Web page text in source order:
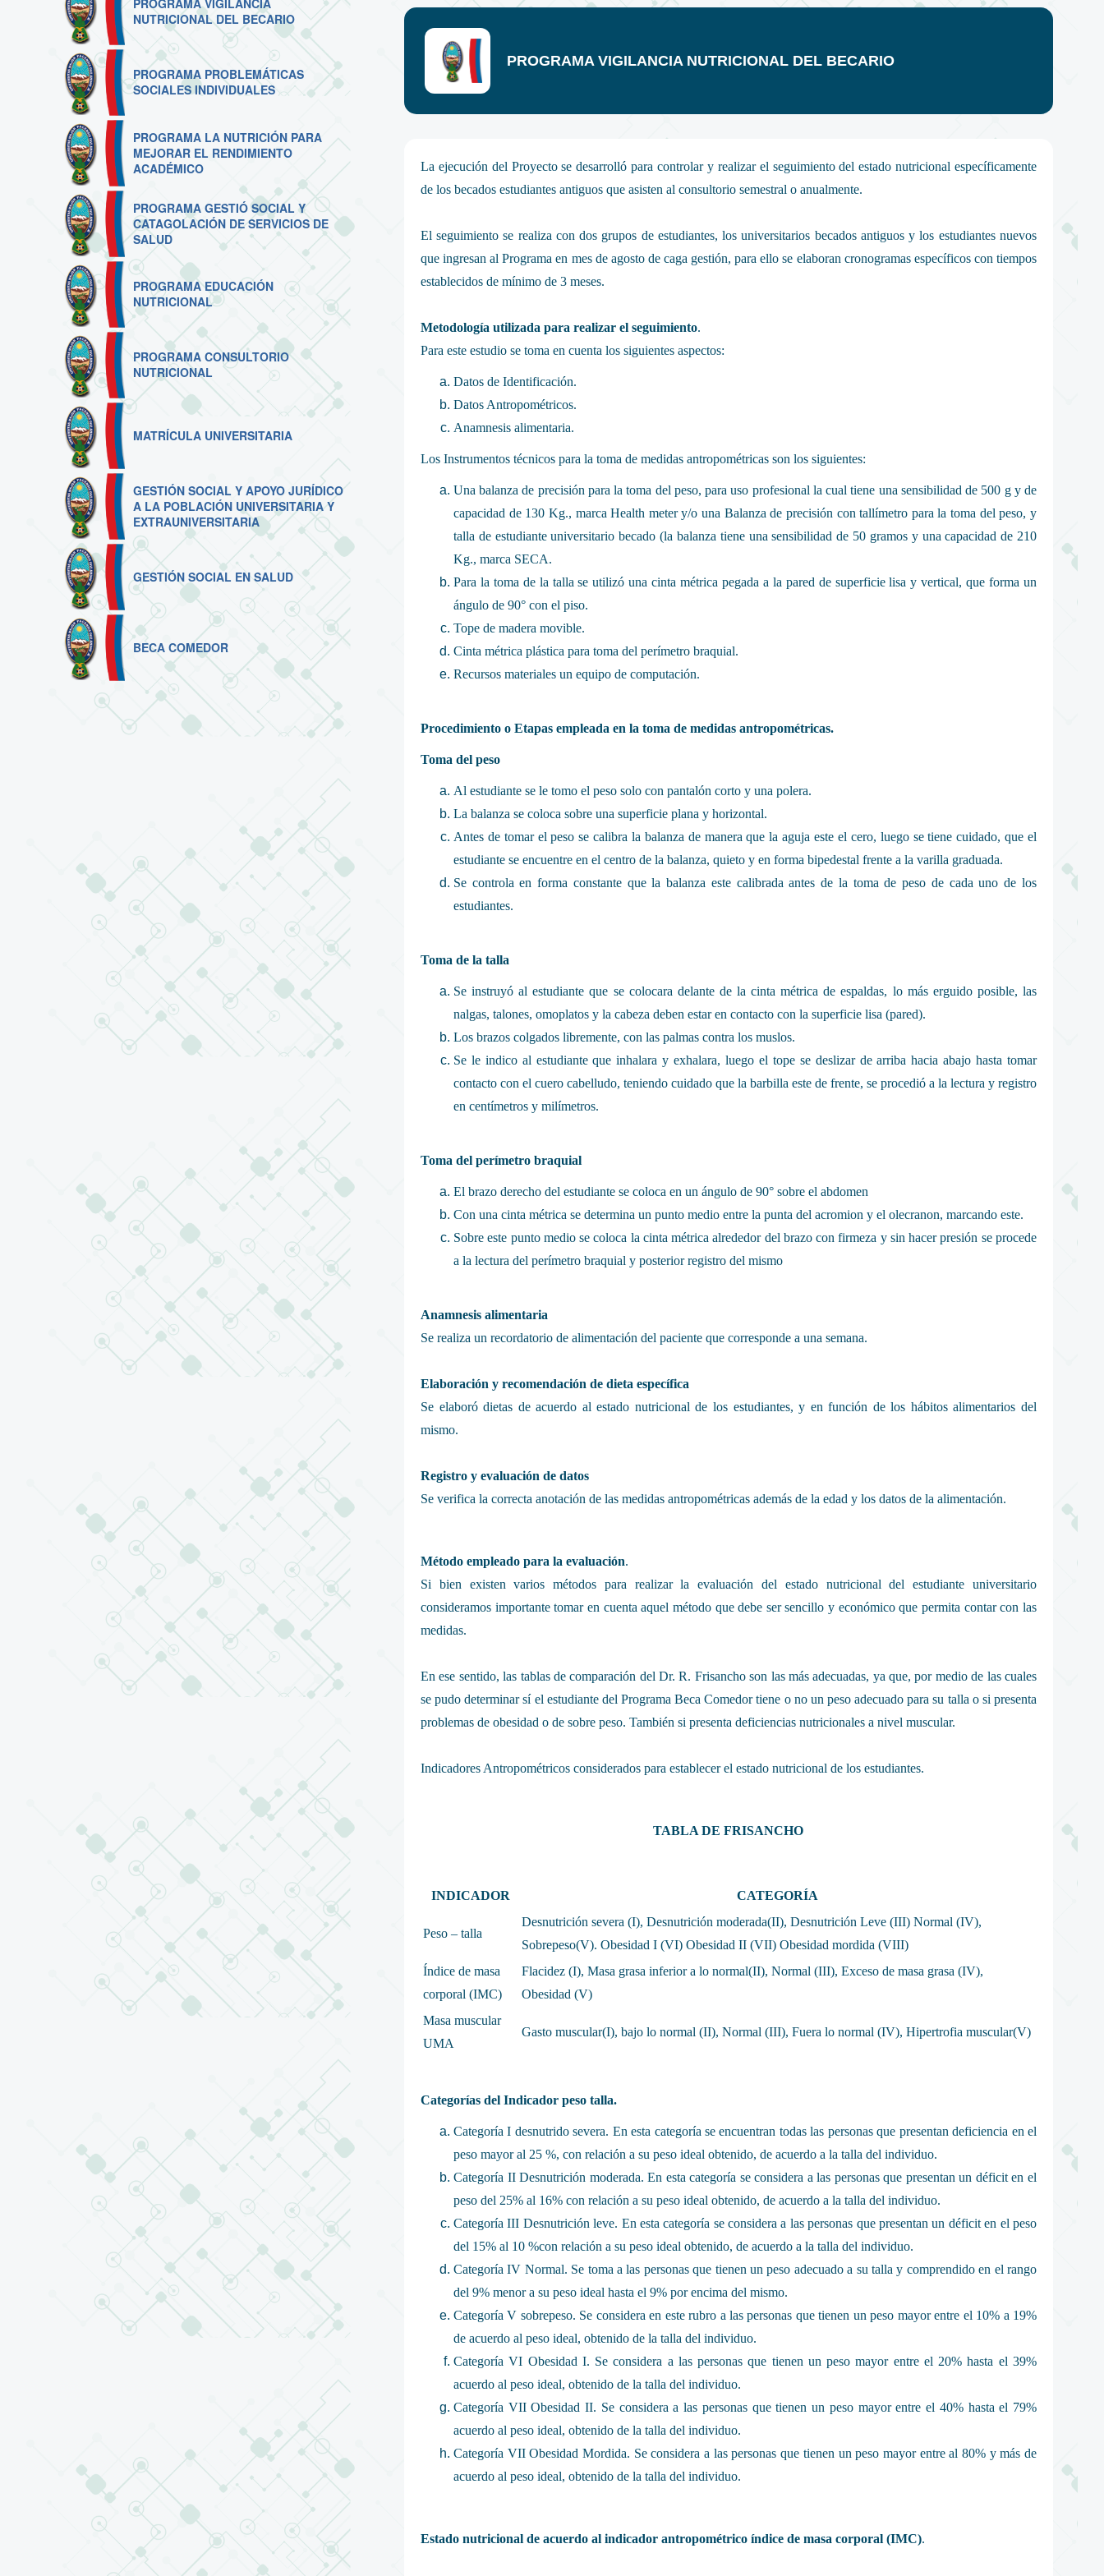
PROGRAMA VIGILANCIA
NUTRICIONAL DEL BECARIO
PROGRAMA PROBLEMÁTICAS
SOCIALES INDIVIDUALES
PROGRAMA LA NUTRICIÓN PARA
MEJORAR EL RENDIMIENTO
ACADÉMICO
PROGRAMA GESTIÓ SOCIAL Y
CATAGOLACIÓN DE SERVICIOS DE
SALUD
PROGRAMA EDUCACIÓN
NUTRICIONAL
PROGRAMA CONSULTORIO
NUTRICIONAL
MATRÍCULA UNIVERSITARIA
GESTIÓN SOCIAL Y APOYO JURÍDICO
A LA POBLACIÓN UNIVERSITARIA Y
EXTRAUNIVERSITARIA
GESTIÓN SOCIAL EN SALUD
BECA COMEDOR
PROGRAMA VIGILANCIA NUTRICIONAL DEL BECARIO
La ejecución del Proyecto se desarrolló para controlar y realizar el seguimiento del estado nutricional específicamente
de los becados estudiantes antiguos que asisten al consultorio semestral o anualmente.
El seguimiento se realiza con dos grupos de estudiantes, los universitarios becados antiguos y los estudiantes nuevos
que ingresan al Programa en mes de agosto de caga gestión, para ello se elaboran cronogramas específicos con tiempos
establecidos de mínimo de 3 meses.
Metodología utilizada para realizar el seguimiento.
Para este estudio se toma en cuenta los siguientes aspectos:
Datos de Identificación.
Datos Antropométricos.
Anamnesis alimentaria.
Los Instrumentos técnicos para la toma de medidas antropométricas son los siguientes:
Una balanza de precisión para la toma del peso, para uso profesional la cual tiene una sensibilidad de 500 g y de
capacidad de 130 Kg., marca Health meter y/o una Balanza de precisión con tallímetro para la toma del peso, y
talla de estudiante universitario becado (la balanza tiene una sensibilidad de 50 gramos y una capacidad de 210
Kg., marca SECA.
Para la toma de la talla se utilizó una cinta métrica pegada a la pared de superficie lisa y vertical, que forma un
ángulo de 90° con el piso.
Tope de madera movible.
Cinta métrica plástica para toma del perímetro braquial.
Recursos materiales un equipo de computación.
Procedimiento o Etapas empleada en la toma de medidas antropométricas.
Toma del peso
Al estudiante se le tomo el peso solo con pantalón corto y una polera.
La balanza se coloca sobre una superficie plana y horizontal.
Antes de tomar el peso se calibra la balanza de manera que la aguja este el cero, luego se tiene cuidado, que el
estudiante se encuentre en el centro de la balanza, quieto y en forma bipedestal frente a la varilla graduada.
Se controla en forma constante que la balanza este calibrada antes de la toma de peso de cada uno de los
estudiantes.
Toma de la talla
Se instruyó al estudiante que se colocara delante de la cinta métrica de espaldas, lo más erguido posible, las
nalgas, talones, omoplatos y la cabeza deben estar en contacto con la superficie lisa (pared).
Los brazos colgados libremente, con las palmas contra los muslos.
Se le indico al estudiante que inhalara y exhalara, luego el tope se deslizar de arriba hacia abajo hasta tomar
contacto con el cuero cabelludo, teniendo cuidado que la barbilla este de frente, se procedió a la lectura y registro
en centímetros y milímetros.
Toma del perímetro braquial
El brazo derecho del estudiante se coloca en un ángulo de 90° sobre el abdomen
Con una cinta métrica se determina un punto medio entre la punta del acromion y el olecranon, marcando este.
Sobre este punto medio se coloca la cinta métrica alrededor del brazo con firmeza y sin hacer presión se procede
a la lectura del perímetro braquial y posterior registro del mismo
Anamnesis alimentaria
Se realiza un recordatorio de alimentación del paciente que corresponde a una semana.
Elaboración y recomendación de dieta específica
Se elaboró dietas de acuerdo al estado nutricional de los estudiantes, y en función de los hábitos alimentarios del
mismo.
Registro y evaluación de datos
Se verifica la correcta anotación de las medidas antropométricas además de la edad y los datos de la alimentación.
Método empleado para la evaluación.
Si bien existen varios métodos para realizar la evaluación del estado nutricional del estudiante universitario
consideramos importante tomar en cuenta aquel método que debe ser sencillo y económico que permita contar con las
medidas.
En ese sentido, las tablas de comparación del Dr. R. Frisancho son las más adecuadas, ya que, por medio de las cuales
se pudo determinar sí el estudiante del Programa Beca Comedor tiene o no un peso adecuado para su talla o si presenta
problemas de obesidad o de sobre peso. También si presenta deficiencias nutricionales a nivel muscular.
Indicadores Antropométricos considerados para establecer el estado nutricional de los estudiantes.
TABLA DE FRISANCHO
INDICADOR CATEGORÍA
Peso – talla
Desnutrición severa (I), Desnutrición moderada(II), Desnutrición Leve (III) Normal (IV),
Sobrepeso(V). Obesidad I (VI) Obesidad II (VII) Obesidad mordida (VIII)
Índice de masa
corporal (IMC)
Flacidez (I), Masa grasa inferior a lo normal(II), Normal (III), Exceso de masa grasa (IV),
Obesidad (V)
Masa muscular
UMA
Gasto muscular(I), bajo lo normal (II), Normal (III), Fuera lo normal (IV), Hipertrofia muscular(V)
Categorías del Indicador peso talla.
Categoría I desnutrido severa. En esta categoría se encuentran todas las personas que presentan deficiencia en el
peso mayor al 25 %, con relación a su peso ideal obtenido, de acuerdo a la talla del individuo.
Categoría II Desnutrición moderada. En esta categoría se considera a las personas que presentan un déficit en el
peso del 25% al 16% con relación a su peso ideal obtenido, de acuerdo a la talla del individuo.
Categoría III Desnutrición leve. En esta categoría se considera a las personas que presentan un déficit en el peso
del 15% al 10 %con relación a su peso ideal obtenido, de acuerdo a la talla del individuo.
Categoría IV Normal. Se toma a las personas que tienen un peso adecuado a su talla y comprendido en el rango
del 9% menor a su peso ideal hasta el 9% por encima del mismo.
Categoría V sobrepeso. Se considera en este rubro a las personas que tienen un peso mayor entre el 10% a 19%
de acuerdo al peso ideal, obtenido de la talla del individuo.
Categoría VI Obesidad I. Se considera a las personas que tienen un peso mayor entre el 20% hasta el 39%
acuerdo al peso ideal, obtenido de la talla del individuo.
Categoría VII Obesidad II. Se considera a las personas que tienen un peso mayor entre el 40% hasta el 79%
acuerdo al peso ideal, obtenido de la talla del individuo.
Categoría VII Obesidad Mordida. Se considera a las personas que tienen un peso mayor entre al 80% y más de
acuerdo al peso ideal, obtenido de la talla del individuo.
Estado nutricional de acuerdo al indicador antropométrico índice de masa corporal (IMC).